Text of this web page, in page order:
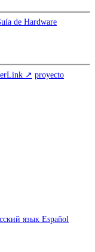
de Hardware
↗ proyecto
язык Español